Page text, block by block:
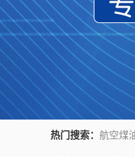
热门搜索：